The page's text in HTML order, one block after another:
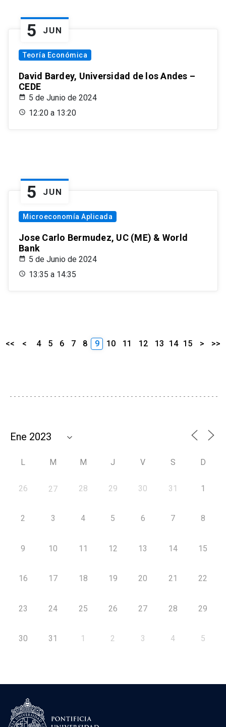
5 JUN
Teoría Económica
David Bardey, Universidad de los Andes –
CEDE
5 de Junio de 2024
12:20 a 13:20
5 JUN
Microeconomía Aplicada
Jose Carlo Bermudez, UC (ME) & World
Bank
5 de Junio de 2024
13:35 a 14:35
<< < 4 5 6 7 8 9 10 11 12 13 14 15 > >>
L M M J V S D
26 27 28 29 30 31 1
2 3 4 5 6 7 8
9 10 11 12 13 14 15
16 17 18 19 20 21 22
23 24 25 26 27 28 29
30 31 1 2 3 4 5